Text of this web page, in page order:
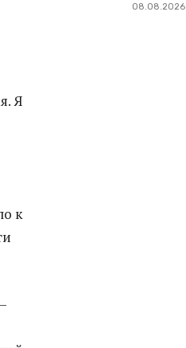
Я
к
08.08.2026